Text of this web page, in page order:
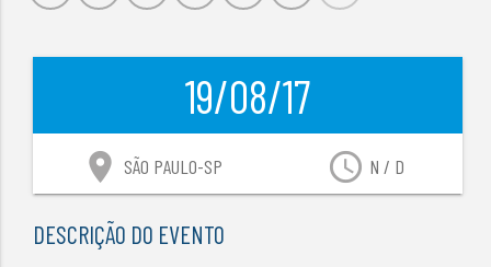
19/08/17
access_time N / D
location_on SÃO PAULO-SP
DESCRIÇÃO DO EVENTO